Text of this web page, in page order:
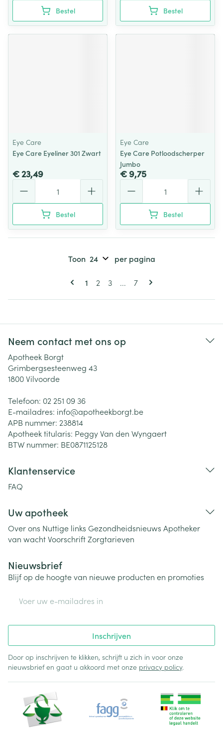
Bestel Bestel
Eye Care
Eye Care Eyeliner 301 Zwart
€ 23,49
Bestel
Eye Care
Eye Care Potloodscherper
Jumbo
€ 9,75
Bestel
Pagina's
U lees momenteel pagina
1 Pagina
2 Pagina
3 ... Pagina
7
Toon per pagina
Neem contact met ons op
Apotheek Borgt
Grimbergsesteenweg 43
1800Vilvoorde
Telefoon: 02 251 09 36
E-mailadres: info@apotheekborgt.be
APB nummer: 238814
Apotheek titularis: Peggy Van den Wyngaert
BTW nummer: BE0871125128
Klantenservice
FAQ
Uw apotheek
Over ons Nuttige links Gezondheidsnieuws Apotheker
van wachtVoorschriftZorgtarieven
Nieuwsbrief
Blijf op de hoogte van nieuwe producten en promoties
Inschrijven
Door op inschrijven te klikken, schrijft u zich in voor onze
nieuwsbrief en gaat u akkoord met onze privacy policy.